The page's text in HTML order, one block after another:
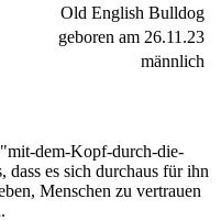
Old English Bulldog
geboren am 26.11.23
männlich
dem-Kopf-durch-die-
es sich durchaus für ihn
Menschen zu vertrauen